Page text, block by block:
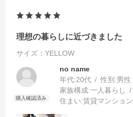
理想の暮らしに近づきました
サイズ：YELLOW
no name
年代:20代 性別:男性
家族構成:一人暮らし
住まい:賃貸マンション